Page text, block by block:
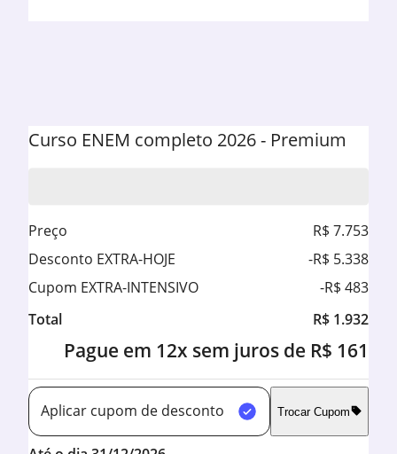
Curso ENEM completo 2026- Premium
Preço
R$ 7.753
Desconto EXTRA-HOJE
-R$ 5.338
Cupom EXTRA-INTENSIVO
-R$ 483
Total
R$ 1.932
Pague em 12x sem juros de R$ 161
Aplicar cupom de desconto Trocar Cupom